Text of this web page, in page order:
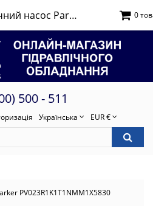
500 - 511
Українська EUR €
0
PV023R1K1T1NMM1X5830
Замовити гідравлічний насос Parker PV023R1K1T1NMM1X5830